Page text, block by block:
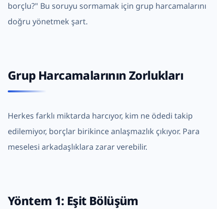
borçlu?" Bu soruyu sormamak için grup harcamalarını
doğru yönetmek şart.
Grup Harcamalarının Zorlukları
Herkes farklı miktarda harcıyor, kim ne ödedi takip
edilemiyor, borçlar birikince anlaşmazlık çıkıyor. Para
meselesi arkadaşlıklara zarar verebilir.
Yöntem 1: Eşit Bölüşüm